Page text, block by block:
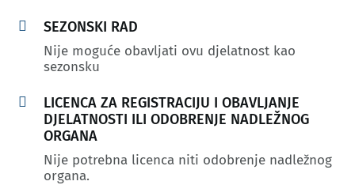
 SEZONSKI RAD
Nije moguće obavljati ovu djelatnost kao
sezonsku

LICENCA ZA REGISTRACIJU I OBAVLJANJE
DJELATNOSTI ILI ODOBRENJE NADLEŽNOG
ORGANA
Nije potrebna licenca niti odobrenje nadležnog
organa.